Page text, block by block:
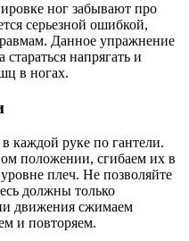
ног забывают про
серьезной ошибкой,
Данное упражнение
напрягать и
в ногах.
каждой руке по гантели.
положении, сгибаем их в
плеч. Не позволяйте
должны только
движения сжимаем
и повторяем.